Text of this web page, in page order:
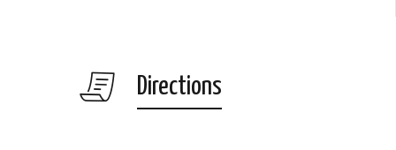
Directions